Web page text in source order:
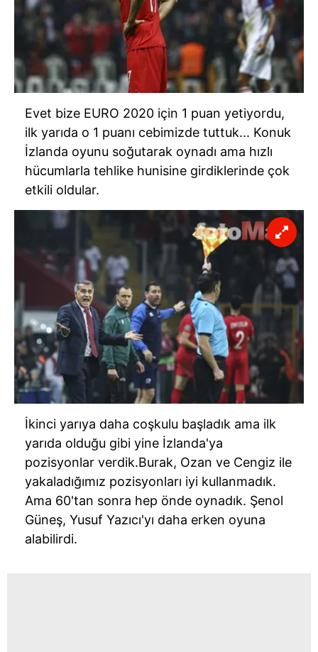
Evet bize EURO 2020 için 1 puan yetiyordu,
ilk yarıda o 1 puanı cebimizde tuttuk... Konuk
İzlanda oyunu soğutarak oynadı ama hızlı
hücumlarla tehlike hunisine girdiklerinde çok
etkili oldular.
İkinci yarıya daha coşkulu başladık ama ilk
yarıda olduğu gibi yine İzlanda'ya
pozisyonlar verdik.Burak, Ozan ve Cengiz ile
yakaladığımız pozisyonları iyi kullanmadık.
Ama 60'tan sonra hep önde oynadık. Şenol
Güneş, Yusuf Yazıcı'yı daha erken oyuna
alabilirdi.